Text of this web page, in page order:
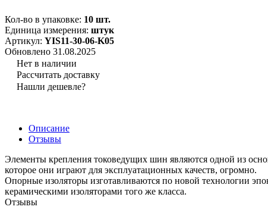
Кол-во в упаковке: 10 шт.
Единица измерения: штук
Артикул: YIS11-30-06-K05
Обновлено 31.08.2025
Нет в наличии
Рассчитать доставку
Нашли дешевле?
Описание
Отзывы
Элементы крепления токоведущих шин являются одной из
которое они играют для эксплуатационных качеств, огромно.
Опорные изоляторы изготавливаются по новой технологии
керамическими изоляторами того же класса.
Отзывы